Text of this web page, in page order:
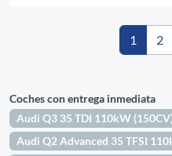
1 2
Coches con entrega inmediata
Audi Q3 35 TDI 110kW
Audi Q2 Advanced 35 TFSI